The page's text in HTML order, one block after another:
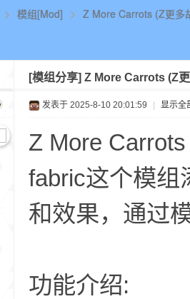
模组[Mod] Z More Carrots (Z更多
[模组分享] Z More Carrots (Z
发表于 2025-8-10 20:01:59 显示全
Z More
fabric这个模组
和效果，通过
功能介绍: